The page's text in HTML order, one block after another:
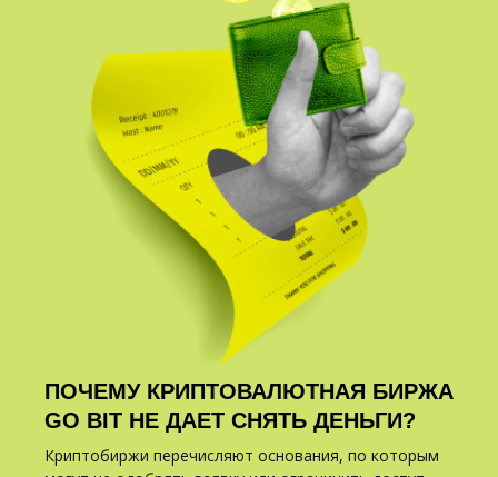
ПОЧЕМУ КРИПТОВАЛЮТНАЯ БИРЖА
GO BIT НЕ ДАЕТ СНЯТЬ ДЕНЬГИ?
Криптобиржи перечисляют основания, по которым